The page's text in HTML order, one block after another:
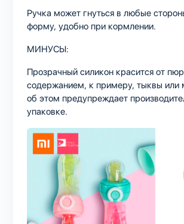
Ручка может гнуться в любые
форму, удобно при кормлении.
МИНУСЫ:
Прозрачный силикон красится от
содержанием, к примеру, тыквы или
об этом предупреждает
упаковке.